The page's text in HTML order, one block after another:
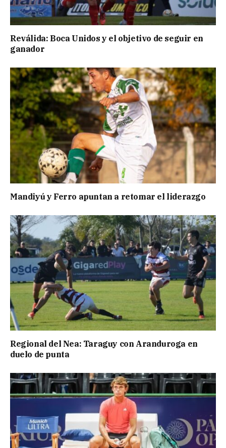
Reválida: Boca Unidos y el objetivo de seguir en
ganador
Mandiyú y Ferro apuntan a retomar el liderazgo
Regional del Nea: Taraguy con Aranduroga en
duelo de punta